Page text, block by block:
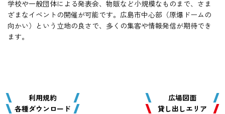
学校や一般団体による発表会、物販など小規模なものまで、さま
ざまなイベントの開催が可能です。広島市中心部（原爆ドームの
向かい）という立地の良さで、多くの集客や情報発信が期待でき
ます。
利用規約
広場図面
各種ダウンロード
貸し出しエリア